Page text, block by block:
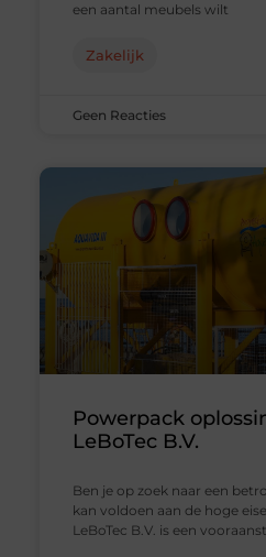
een aantal meubels wilt
Zakelijk
Geen Reacties
Powerpack
LeBoTec B.V.
Ben je op zoek naar een
kan voldoen aan de hoge
LeBoTec B.V. is een